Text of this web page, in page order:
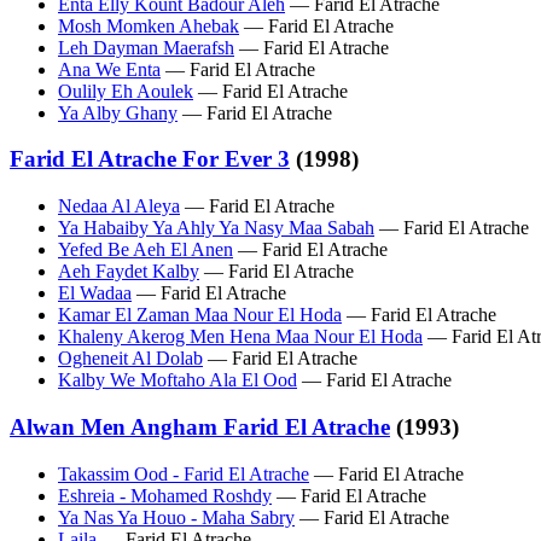
Mosh Momken Ahebak — Farid El Atrache
Leh Dayman Maerafsh — Farid El Atrache
Ana We Enta — Farid El Atrache
Oulily Eh Aoulek — Farid El Atrache
Ya Alby Ghany — Farid El Atrache
Farid El Atrache For Ever 3 (1998)
Nedaa Al Aleya — Farid El Atrache
Ya Habaiby Ya Ahly Ya Nasy Maa Sabah — Farid El Atrache
Yefed Be Aeh El Anen — Farid El Atrache
Aeh Faydet Kalby — Farid El Atrache
El Wadaa — Farid El Atrache
Kamar El Zaman Maa Nour El Hoda — Farid El Atrache
Khaleny Akerog Men Hena Maa Nour El Hoda — Farid El
Ogheneit Al Dolab — Farid El Atrache
Kalby We Moftaho Ala El Ood — Farid El Atrache
Alwan Men Angham Farid El Atrache (1993)
Takassim Ood - Farid El Atrache — Farid El Atrache
Eshreia - Mohamed Roshdy — Farid El Atrache
Ya Nas Ya Houo - Maha Sabry — Farid El Atrache